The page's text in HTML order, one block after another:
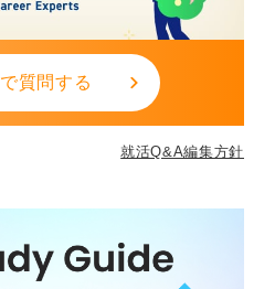
質問する
就活Q&A編集方針